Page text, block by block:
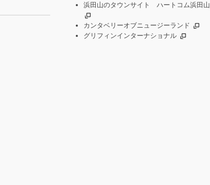
浜田山のタウンサイト ハートコム浜田山
カンタベリーオブニュージーランド
グリフィンインターナショナル